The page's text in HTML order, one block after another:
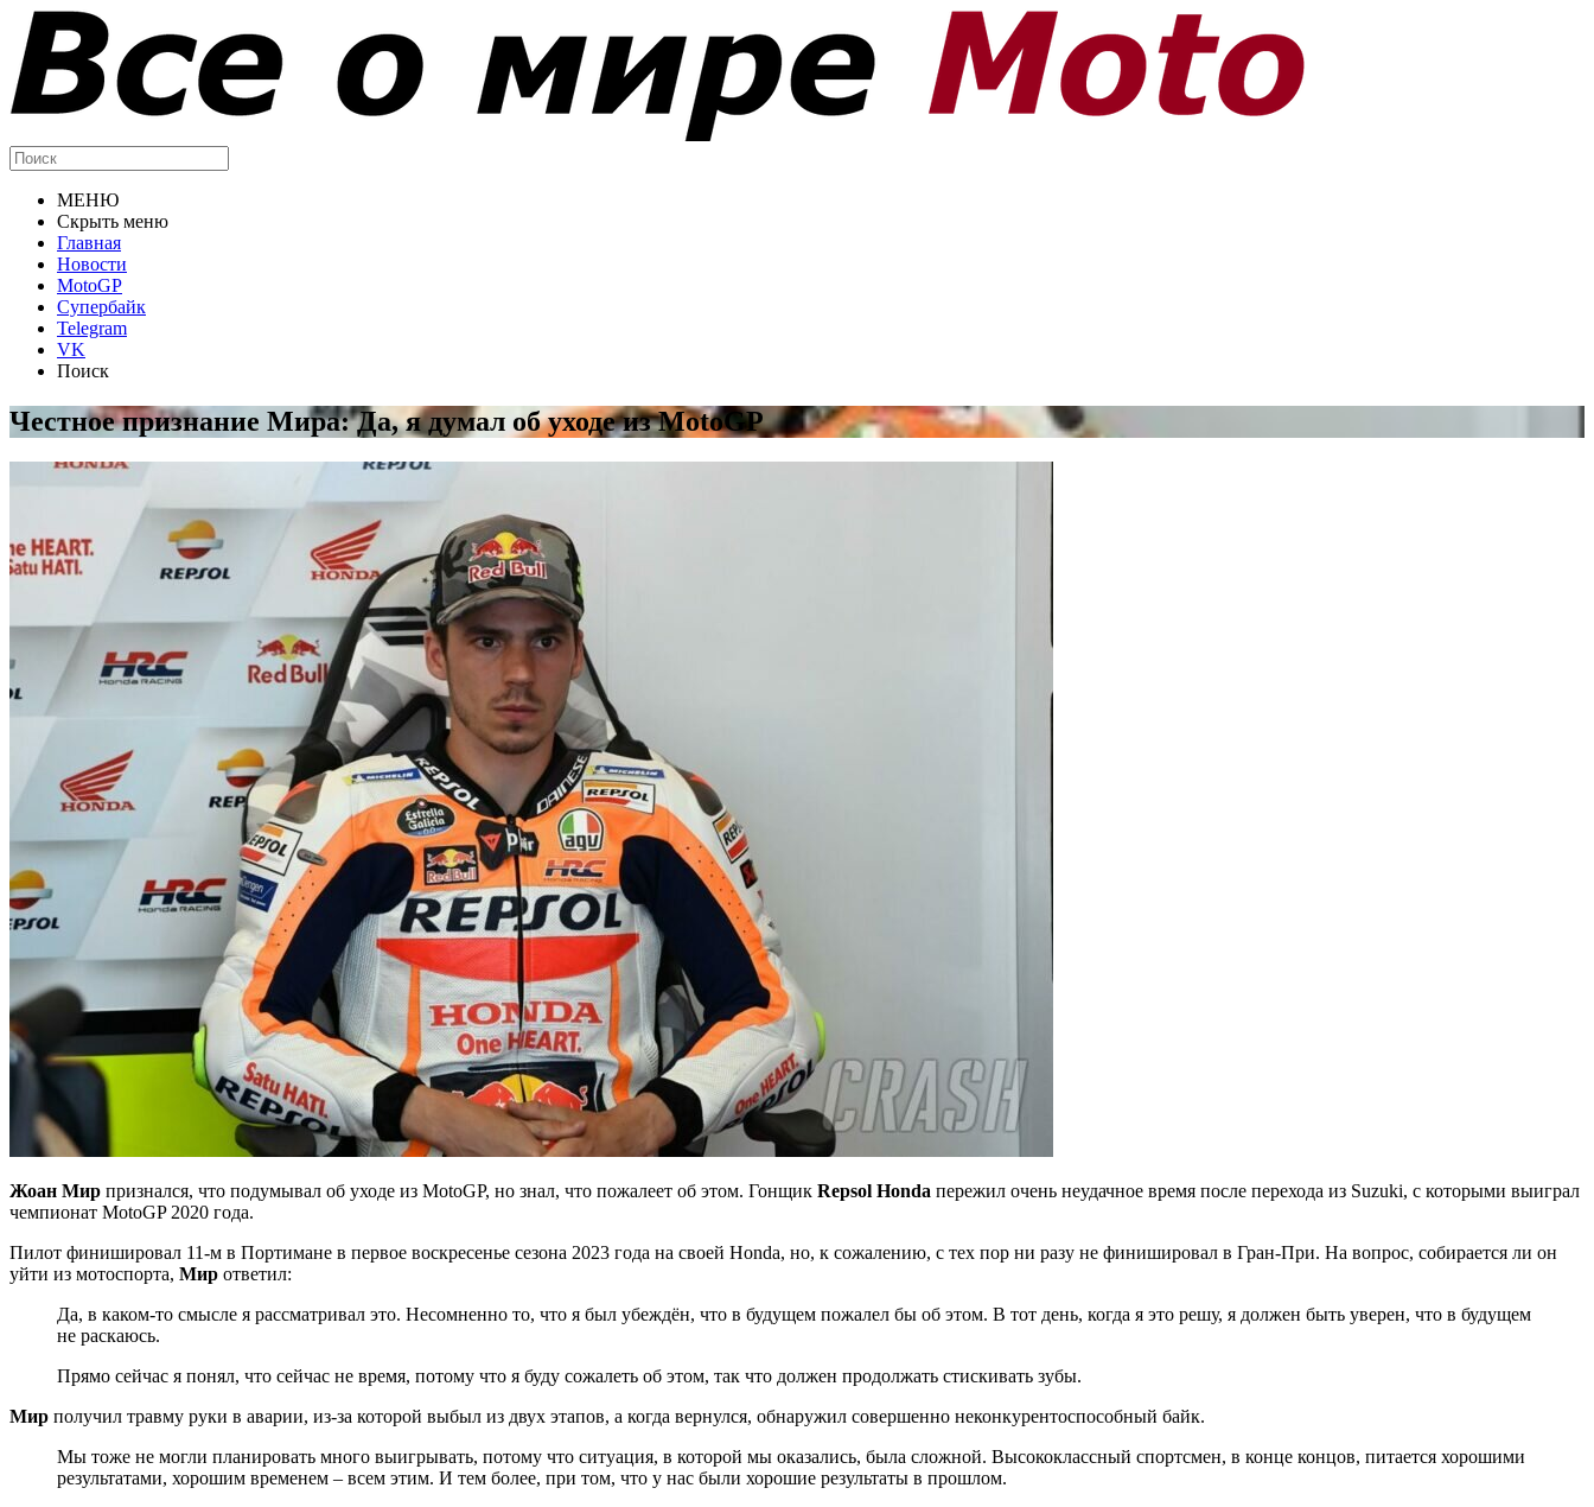
МЕНЮ
Скрыть меню
Главная
Новости
MotoGP
Супербайк
Telegram
VK
Поиск
Честное признание Мира: Да, я думал об уходе из MotoGP
Жоан Мир признался, что подумывал об уходе из MotoGP, но знал, что пожалеет об этом. Гонщик Repsol Honda пережил очень неудачное время после перехода из Suzuki, с которыми выиграл
чемпионат MotoGP 2020 года.
Пилот финишировал 11-м в Портимане в первое воскресенье сезона 2023 года на своей Honda, но, к сожалению, с тех пор ни разу не финишировал в Гран-При. На вопрос, собирается ли он
уйти из мотоспорта, Мир ответил:
Да, в каком-то смысле я рассматривал это. Несомненно то, что я был убеждён, что в будущем пожалел бы об этом. В тот день, когда я это решу, я должен быть уверен, что в будущем
не раскаюсь.
Прямо сейчас я понял, что сейчас не время, потому что я буду сожалеть об этом, так что должен продолжать стискивать зубы.
Мир получил травму руки в аварии, из-за которой выбыл из двух этапов, а когда вернулся, обнаружил совершенно неконкурентоспособный байк.
Мы тоже не могли планировать много выигрывать, потому что ситуация, в которой мы оказались, была сложной. Высококлассный спортсмен, в конце концов, питается хорошими
результатами, хорошим временем – всем этим. И тем более, при том, что у нас были хорошие результаты в прошлом.